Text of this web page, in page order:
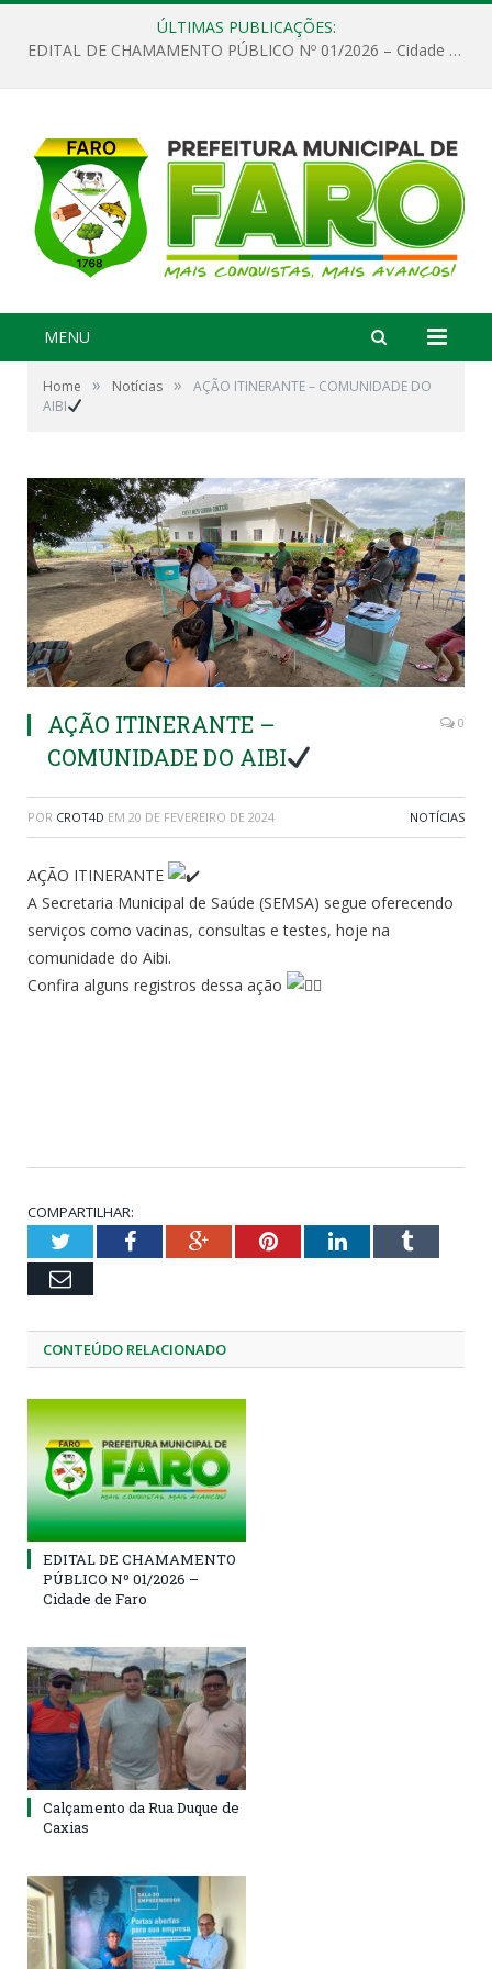
ÚLTIMAS PUBLICAÇÕES:
EDITAL DE CHAMAMENTO PÚBLICO Nº 01/2026 – Cidade de Faro
MENU
Home » Notícias »
AÇÃO ITINERANTE – COMUNIDADE DO
AIBI
AÇÃO ITINERANTE –
COMUNIDADE DO AIBI
0
POR CROT4D EM 20 DE FEVEREIRO DE 2024 NOTÍCIAS
AÇÃO ITINERANTE
A Secretaria Municipal de Saúde (SEMSA) segue oferecendo
serviços como vacinas, consultas e testes, hoje na
comunidade do Aibi.
Confira alguns registros dessa ação
COMPARTILHAR:
TwitterFacebookGoogle+PinterestLinkedInTumblr
Email
CONTEÚDO RELACIONADO
EDITAL DE CHAMAMENTO
PÚBLICO Nº 01/2026 –
Cidade de Faro
Calçamento da Rua Duque de
Caxias